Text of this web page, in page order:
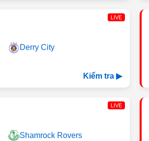
LIVE
Derry City
Kiểm tra ▶
LIVE
Shamrock Rovers